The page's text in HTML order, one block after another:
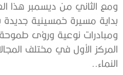
ومع الثاني من ديسمبر هذا
بداية مسيرة خمسينية
ومبادرات نوعية ورؤى
المركز الأول في مختلف
النماء..